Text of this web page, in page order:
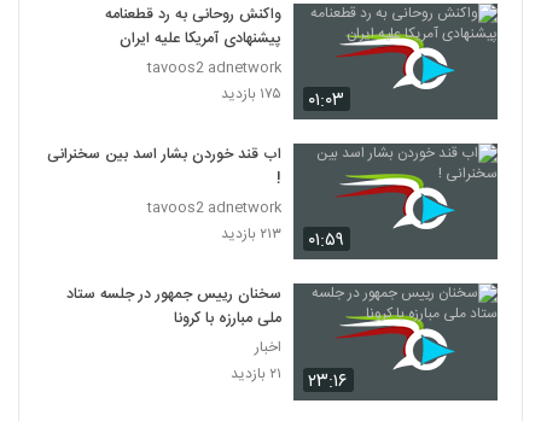
۰۱:۰۳
واکنش روحانی به رد قطعنامه
پیشنهادی آمریکا علیه ایران
tavoos2 adnetwork
۱۷۵ بازدید
۰۱:۵۹
اب قند خوردن بشار اسد بین سخنرانی
!
tavoos2 adnetwork
۲۱۳ بازدید
۲۳:۱۶
سخنان رییس جمهور در جلسه ستاد
ملی مبارزه با کرونا
اخبار
۲۱ بازدید